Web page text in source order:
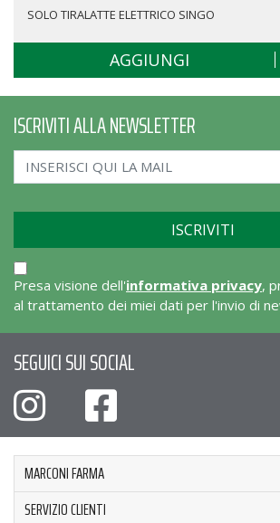
SOLO TIRALATTE ELETTRICO SINGO
AGGIUNGI
ISCRIVITI ALLA NEWSLETTER
Presa visione dell'informativa privacy,
al trattamento dei miei dati per l'invio di
SEGUICI SUI SOCIAL
MARCONI FARMA
SERVIZIO CLIENTI